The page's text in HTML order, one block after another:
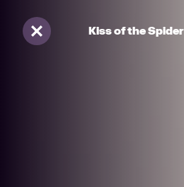
Sluiten
Kiss of the